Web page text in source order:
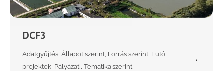
DCF3
Adatgyűjtés, Állapot szerint, Forrás szerint, Futó
projektek, Pályázati, Tematika szerint